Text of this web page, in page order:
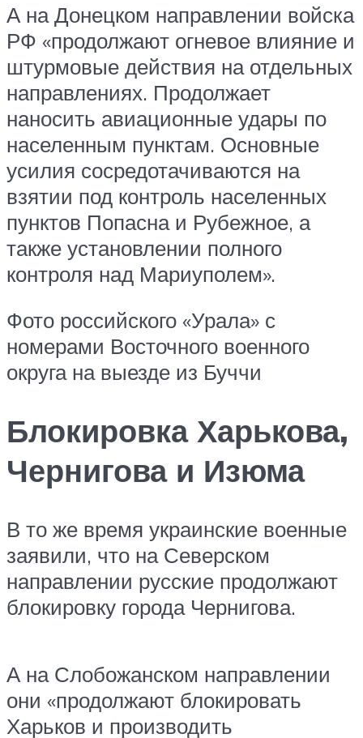
А на Донецком направлении войска
РФ «продолжают огневое влияние и
штурмовые действия на отдельных
направлениях. Продолжает
наносить авиационные удары по
населенным пунктам. Основные
усилия сосредотачиваются на
взятии под контроль населенных
пунктов Попасна и Рубежное, а
также установлении полного
контроля над Мариуполем».
Фото российского «Урала» с
номерами Восточного военного
округа на выезде из Буччи
Блокировка Харькова,
Чернигова и Изюма
В то же время украинские военные
заявили, что на Северском
направлении русские продолжают
блокировку города Чернигова.
А на Слобожанском направлении
они «продолжают блокировать
Харьков и производить